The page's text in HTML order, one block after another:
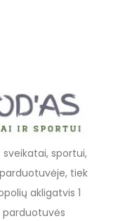
sveikatai, sportui,
tiek
akligatvis 1
parduotuvės